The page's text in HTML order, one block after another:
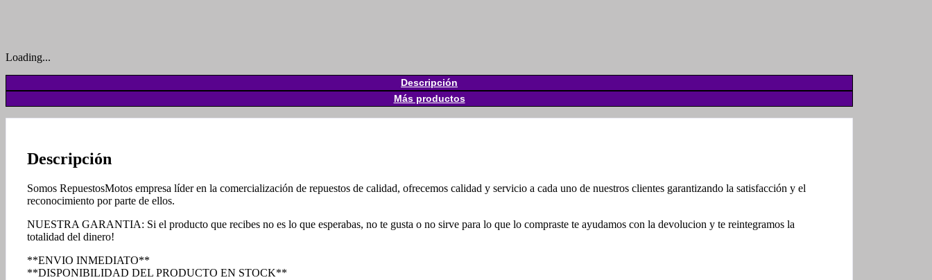
Loading...
Descripción
Más productos
Descripción
Somos RepuestosMotos empresa líder en la comercialización de repuestos de calidad, ofrecemos calidad y servicio a cada uno de nuestros clientes garantizando la satisfacción y el
reconocimiento por parte de ellos.
NUESTRA GARANTIA: Si el producto que recibes no es lo que esperabas, no te gusta o no sirve para lo que lo compraste te ayudamos con la devolucion y te reintegramos la
totalidad del dinero!
**ENVIO INMEDIATO**
**DISPONIBILIDAD DEL PRODUCTO EN STOCK**